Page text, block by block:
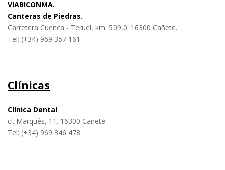
VIABICONMA.
Canteras de Piedras.
Carretera Cuenca - Teruel, km. 509,0. 16300 Cañete.
Tel: (+34) 969 357 161
Clínicas
Clínica Dental
cl. Marqués, 11. 16300 Cañete
Tel: (+34) 969 346 478